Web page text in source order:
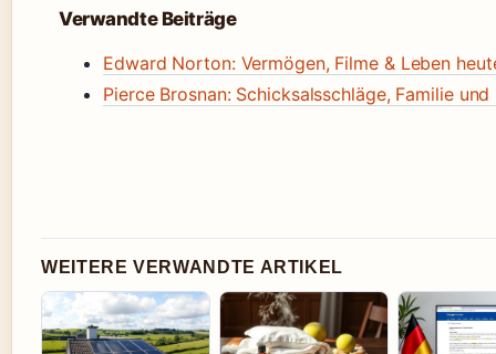
Verwandte Beiträge
Edward Norton: Vermögen, Filme & Leben
Pierce Brosnan: Schicksalsschläge, Familie
WEITERE VERWANDTE ARTIKEL